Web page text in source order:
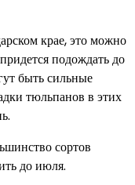
крае, это можно
подождать до
быть сильные
тюльпанов в этих
сортов
до июля.